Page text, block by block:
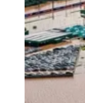
Anuncie no Portal
Verificar Empresa
Anunciar Vagas
Publicidade Legal
NBA
NFL
Fórmula 1
UFC